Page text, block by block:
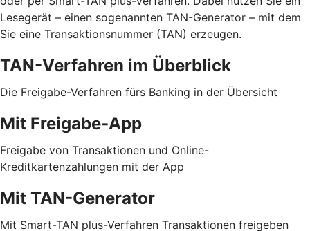
Lesegerät – einen sogenannten TAN-Generator – mit dem
Sie eine Transaktionsnummer (TAN) erzeugen.
TAN-Verfahren im Überblick
Die Freigabe-Verfahren fürs Banking in der Übersicht
Mit Freigabe-App
Freigabe von Transaktionen und Online-
Kreditkartenzahlungen mit der App
Mit TAN-Generator
Mit Smart-TAN plus-Verfahren Transaktionen freigeben